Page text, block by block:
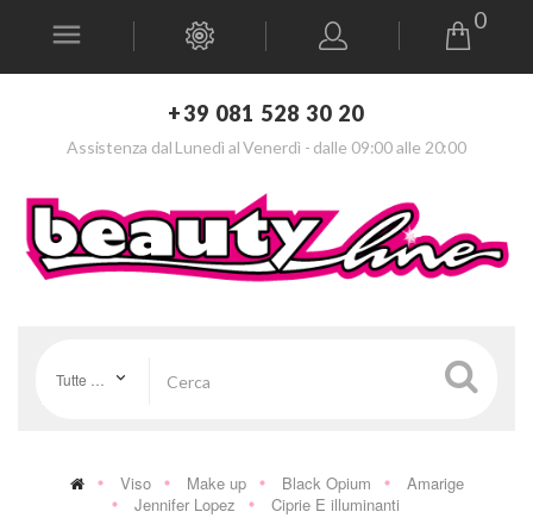
+39 081 528 30 20
Assistenza dal Lunedì al Venerdì - dalle 09:00 alle 20:00
0
Viso Make up Black Opium
Amarige
Jennifer Lopez
Ciprie E illuminanti